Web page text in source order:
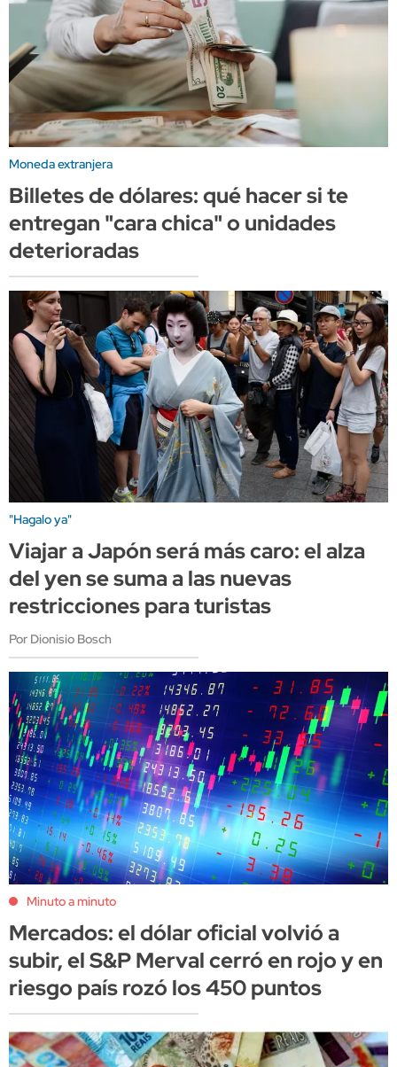
Moneda extranjera
Billetes de dólares: qué hacer si te
entregan "cara chica" o unidades
deterioradas
"Hagalo ya"
Viajar a Japón será más caro: el alza
del yen se suma a las nuevas
restricciones para turistas
Por Dionisio Bosch
Minuto a minuto
Mercados: el dólar oficial volvió a
subir, el S&P Merval cerró en rojo y en
riesgo país rozó los 450 puntos